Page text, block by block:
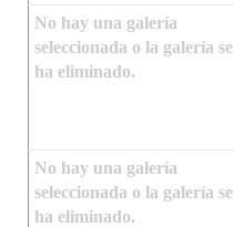
No hay una galería
seleccionada o la galería se
ha eliminado.
No hay una galería
seleccionada o la galería se
ha eliminado.